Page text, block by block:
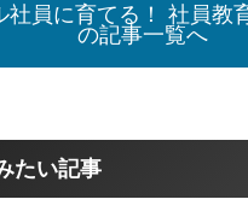
社員に育てる！ 社員教
の記事一覧へ
たい記事